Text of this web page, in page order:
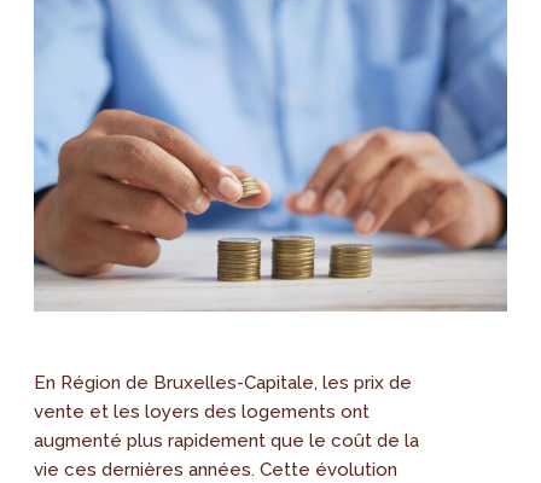
En Région de Bruxelles-Capitale, les prix de
vente et les loyers des logements ont
augmenté plus rapidement que le coût de la
vie ces dernières années. Cette évolution